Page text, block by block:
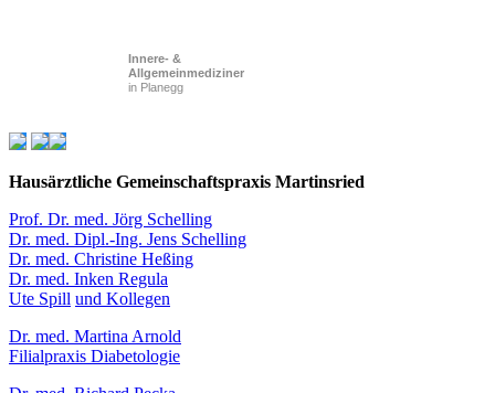
Innere- &
Allgemeinmediziner
in Planegg
Hausärztliche Gemeinschaftspraxis Martinsried
Prof. Dr. med. Jörg Schelling
Dr. med. Dipl.-Ing. Jens Schelling
Dr. med. Christine Heßing
Dr. med. Inken Regula
Ute Spill und Kollegen
Dr. med. Martina Arnold
Filialpraxis Diabetologie